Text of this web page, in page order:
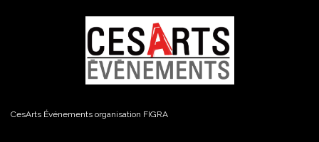
CesArts Événements organisation FIGRA